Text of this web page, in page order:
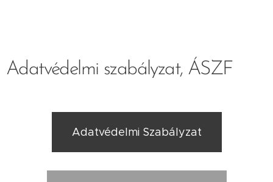
Adatvédelmi szabályzat, ÁSZF
Adatvédelmi Szabályzat